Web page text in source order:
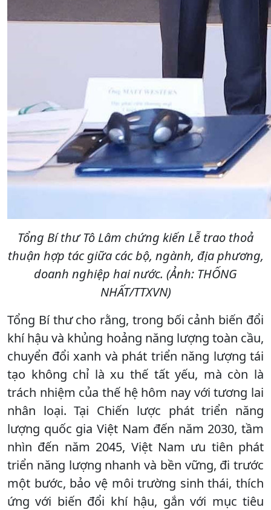
Tổng Bí thư Tô Lâm chứng kiến Lễ trao thoả
thuận hợp tác giữa các bộ, ngành, địa phương,
doanh nghiệp hai nước. (Ảnh: THỐNG
NHẤT/TTXVN)
Tổng Bí thư cho rằng, trong bối cảnh biến đổi
khí hậu và khủng hoảng năng lượng toàn cầu,
chuyển đổi xanh và phát triển năng lượng tái
tạo không chỉ là xu thế tất yếu, mà còn là
trách nhiệm của thế hệ hôm nay với tương lai
nhân loại. Tại Chiến lược phát triển năng
lượng quốc gia Việt Nam đến năm 2030, tầm
nhìn đến năm 2045, Việt Nam ưu tiên phát
triển năng lượng nhanh và bền vững, đi trước
một bước, bảo vệ môi trường sinh thái, thích
ứng với biến đổi khí hậu, gắn với mục tiêu